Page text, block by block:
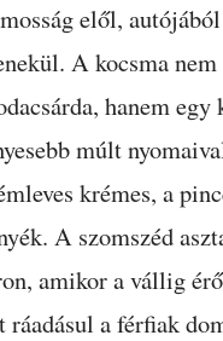
elől,
A kocsma
hanem egy
múlt
krémes, a
A szomszéd
amikor a vállig
ráadásul a férfiak